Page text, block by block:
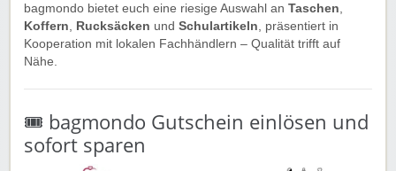
bagmondo bietet euch eine riesige Auswahl an Taschen
Koffern
Rucksäcken und Schulartikeln , präsentiert in
Kooperation mit lokalen Fachhändlern – Qualität trifft auf
Nähe.
🎟️ bagmondo Gutschein einlösen und
sofort sparen